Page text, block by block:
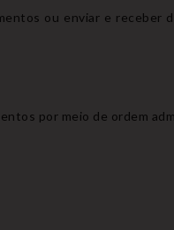
ou enviar e receber
por meio de ordem